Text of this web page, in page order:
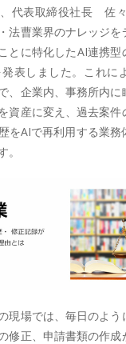
代表取締役社長 佐
法曹業界のナレッジを
とに特化したAI連携
表しました。これに
、企業内、事務所内に
資産に変え、過去案件
をAIで再利用する業務
現場では、毎日のよう
修正、申請書類の作成